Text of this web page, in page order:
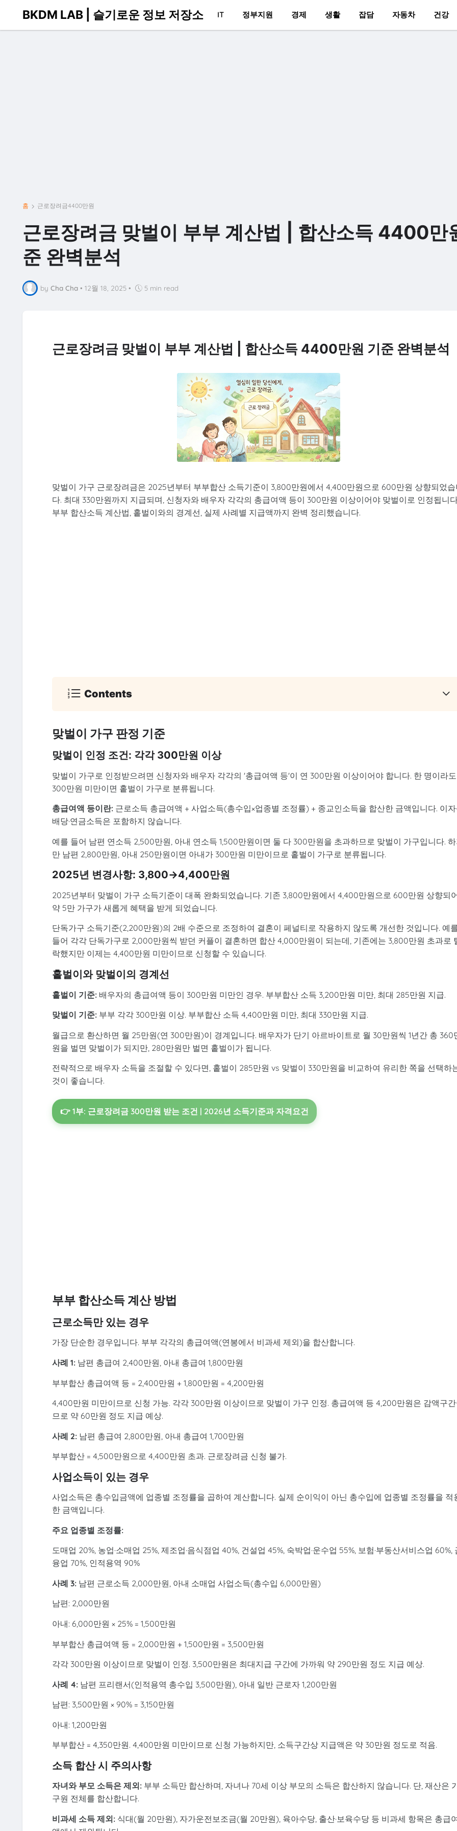
BKDM LAB | 슬기로운 정보 저장소 IT 정부지원 경제 생활 잡담 자동차 건강
홈 근로장려금4400만원
근로장려금 맞벌이 부부 계산법 | 합산소득 4400만
준 완벽분석
by Cha Cha • 12월 18, 2025 • 5 min read
근로장려금 맞벌이 부부 계산법 | 합산소득 4400만원 기준 완벽분석
맞벌이 가구 근로장려금은 2025년부터 부부합산 소득기준이 3,800만원에서 4,400만원으로 600만원 상향되었
다. 최대 330만원까지 지급되며, 신청자와 배우자 각각의 총급여액 등이 300만원 이상이어야 맞벌이로 인정됩니
부부 합산소득 계산법, 홑벌이와의 경계선, 실제 사례별 지급액까지 완벽 정리했습니다.
Contents
맞벌이 가구 판정 기준
맞벌이 인정 조건: 각각 300만원 이상
맞벌이 가구로 인정받으려면 신청자와 배우자 각각의 '총급여액 등'이 연 300만원 이상이어야 합니다. 한 명이라도
300만원 미만이면 홑벌이 가구로 분류됩니다.
총급여액 등이란:근로소득 총급여액 + 사업소득(총수입×업종별 조정률) + 종교인소득을 합산한 금액입니다. 이자·
배당·연금소득은 포함하지 않습니다.
예를 들어 남편 연소득 2,500만원, 아내 연소득 1,500만원이면 둘 다 300만원을 초과하므로 맞벌이 가구입니다.
만 남편 2,800만원, 아내 250만원이면 아내가 300만원 미만이므로 홑벌이 가구로 분류됩니다.
2025년 변경사항: 3,800→4,400만원
2025년부터 맞벌이 가구 소득기준이 대폭 완화되었습니다. 기존 3,800만원에서 4,400만원으로 600만원 상향되
약 5만 가구가 새롭게 혜택을 받게 되었습니다.
단독가구 소득기준(2,200만원)의 2배 수준으로 조정하여 결혼이 페널티로 작용하지 않도록 개선한 것입니다. 예
들어 각각 단독가구로 2,000만원씩 받던 커플이 결혼하면 합산 4,000만원이 되는데, 기존에는 3,800만원 초과로
락했지만 이제는 4,400만원 미만이므로 신청할 수 있습니다.
홑벌이와 맞벌이의 경계선
홑벌이 기준:배우자의 총급여액 등이 300만원 미만인 경우. 부부합산 소득 3,200만원 미만, 최대 285만원 지급.
맞벌이 기준:부부 각각 300만원 이상. 부부합산 소득 4,400만원 미만, 최대 330만원 지급.
월급으로 환산하면 월 25만원(연 300만원)이 경계입니다. 배우자가 단기 아르바이트로 월 30만원씩 1년간 총 360
원을 벌면 맞벌이가 되지만, 280만원만 벌면 홑벌이가 됩니다.
전략적으로 배우자 소득을 조절할 수 있다면, 홑벌이 285만원 vs 맞벌이 330만원을 비교하여 유리한 쪽을 선택하
것이 좋습니다.
👉 1부: 근로장려금 300만원 받는 조건 | 2026년 소득기준과 자격요건
부부 합산소득 계산 방법
근로소득만 있는 경우
가장 단순한 경우입니다. 부부 각각의 총급여액(연봉에서 비과세 제외)을 합산합니다.
사례 1:남편 총급여 2,400만원, 아내 총급여 1,800만원
부부합산 총급여액 등 = 2,400만원 + 1,800만원 = 4,200만원
4,400만원 미만이므로 신청 가능. 각각 300만원 이상이므로 맞벌이 가구 인정. 총급여액 등 4,200만원은 감액구
므로 약 60만원 정도 지급 예상.
사례 2:남편 총급여 2,800만원, 아내 총급여 1,700만원
부부합산 = 4,500만원으로 4,400만원 초과. 근로장려금 신청 불가.
사업소득이 있는 경우
사업소득은 총수입금액에 업종별 조정률을 곱하여 계산합니다. 실제 순이익이 아닌 총수입에 업종별 조정률을 적
한 금액입니다.
주요 업종별 조정률:
도매업 20%, 농업·소매업 25%, 제조업·음식점업 40%, 건설업 45%, 숙박업·운수업 55%, 보험·부동산서비스업 60%,
융업 70%, 인적용역 90%
사례 3:남편 근로소득 2,000만원, 아내 소매업 사업소득(총수입 6,000만원)
남편: 2,000만원
아내: 6,000만원 × 25% = 1,500만원
부부합산 총급여액 등 = 2,000만원 + 1,500만원 = 3,500만원
각각 300만원 이상이므로 맞벌이 인정. 3,500만원은 최대지급 구간에 가까워 약 290만원 정도 지급 예상.
사례 4:남편 프리랜서(인적용역 총수입 3,500만원), 아내 일반 근로자 1,200만원
남편: 3,500만원 × 90% = 3,150만원
아내: 1,200만원
부부합산 = 4,350만원. 4,400만원 미만이므로 신청 가능하지만, 소득구간상 지급액은 약 30만원 정도로 적음.
소득 합산 시 주의사항
자녀와 부모 소득은 제외:부부 소득만 합산하며, 자녀나 70세 이상 부모의 소득은 합산하지 않습니다. 단, 재산은
구원 전체를 합산합니다.
비과세 소득 제외:식대(월 20만원), 자가운전보조금(월 20만원), 육아수당, 출산·보육수당 등 비과세 항목은 총급